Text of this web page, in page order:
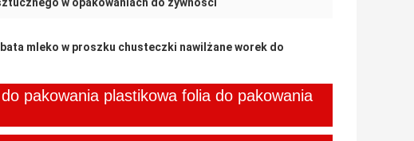
w opakowaniach do żywności
mleko w proszku chusteczki nawilżane worek do
pakowania plastikowa folia do pakowania